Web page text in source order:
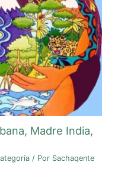
Madre India,
/ Por Sachaqente